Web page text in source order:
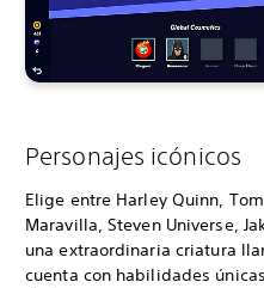
Personajes icónicos
Elige entre Harley Quinn,
Maravilla, Steven Universe,
una extraordinaria criatura
cuenta con habilidades